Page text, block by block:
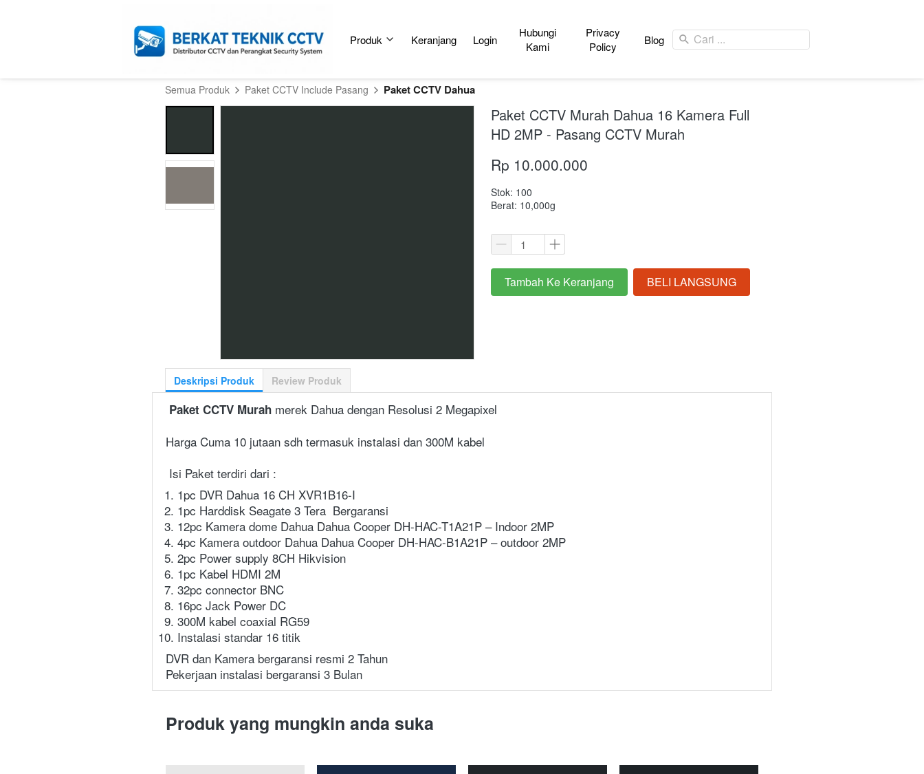
Produk Keranjang Login
Hubungi
Kami
Privacy
Policy
Blog Cari ...
Semua Produk Paket CCTV Include Pasang Paket CCTV Dahua
Paket CCTV Murah Dahua 16 Kamera Full
HD 2MP - Pasang CCTV Murah
Rp 10.000.000
Stok: 100
Berat: 10,000g
`
Tambah Ke Keranjang `BELI LANGSUNG
Deskripsi Produk Review Produk
Paket CCTV Murah merek Dahua dengan Resolusi 2 Megapixel
Harga Cuma 10 jutaan sdh termasuk instalasi dan 300M kabel
Isi Paket terdiri dari :
1pc DVR Dahua 16 CH XVR1B16-I
1pc Harddisk Seagate 3 Tera  Bergaransi
12pc Kamera dome Dahua Dahua Cooper DH-HAC-T1A21P – Indoor 2MP
4pc Kamera outdoor Dahua Dahua Cooper DH-HAC-B1A21P – outdoor 2MP
2pc Power supply 8CH Hikvision
1pc Kabel HDMI 2M
32pc connector BNC
16pc Jack Power DC
300M kabel coaxial RG59
Instalasi standar 16 titik
DVR dan Kamera bergaransi resmi 2 Tahun
Pekerjaan instalasi bergaransi 3 Bulan
Produk yang mungkin anda suka